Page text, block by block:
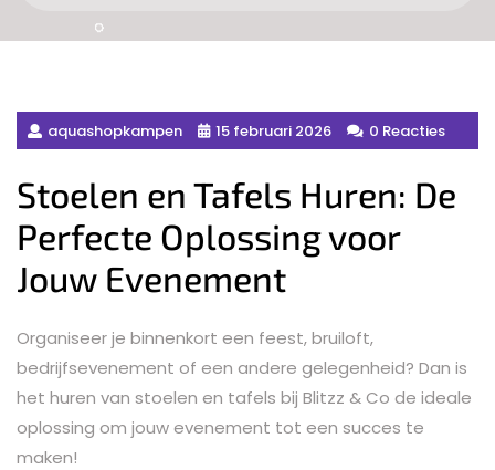
aquashopkampen 15 februari 2026 0 Reacties
Stoelen en Tafels Huren: De
Perfecte Oplossing voor
Jouw Evenement
Organiseer je binnenkort een feest, bruiloft,
bedrijfsevenement of een andere gelegenheid? Dan is
het huren van stoelen en tafels bij Blitzz & Co de ideale
oplossing om jouw evenement tot een succes te
maken!